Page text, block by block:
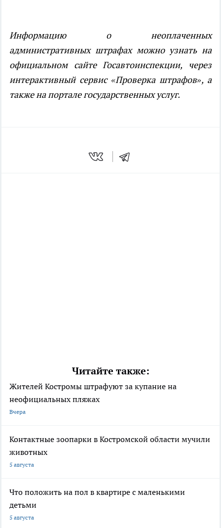
Информацию о неоплаченных
административных штрафах можно узнать на
официальном сайте Госавтоинспекции, через
интерактивный сервис «Проверка штрафов», а
также на портале государственных услуг.
Читайте также:
Жителей Костромы штрафуют за купание на
неофициальных пляжах
Вчера
Контактные зоопарки в Костромской области мучили
животных
5 августа
Что положить на пол в квартире с маленькими
детьми
5 августа